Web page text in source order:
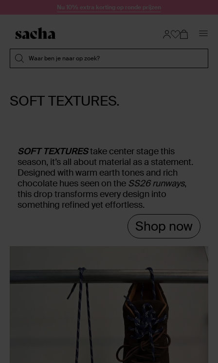
Doorgaan naar artikelNu 10% extra korting op ronde prijzen
Waar ben je naar op zoek?
SOFT TEXTURES.
SOFT TEXTUREStake center stage this
season, it’s all about material as a statement.
Designed with warm earth tones and rich
chocolate hues seen on the SS26 runways,
this drop transforms every design into
something refined yet effortless.
Shop now